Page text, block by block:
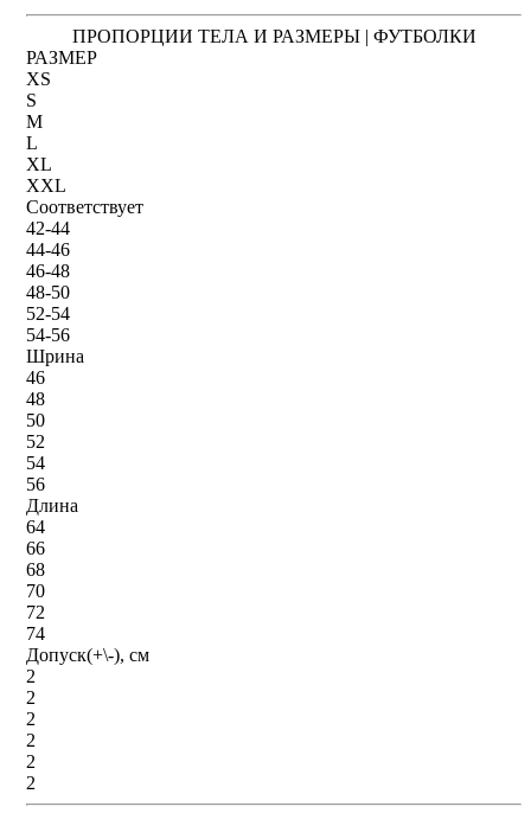
ПРОПОРЦИИ ТЕЛА И РАЗМЕРЫ | ФУТБОЛКИ
РАЗМЕР
XS
S
M
L
XL
XXL
Соответствует
42-44
44-46
46-48
48-50
52-54
54-56
Шрина
46
48
50
52
54
56
Длина
64
66
68
70
72
74
Допуск(+\-), см
2
2
2
2
2
2